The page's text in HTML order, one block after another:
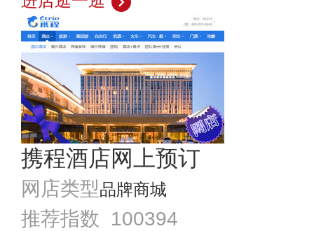
携程酒店网上预订
网店类型品牌商城
推荐指数 100394